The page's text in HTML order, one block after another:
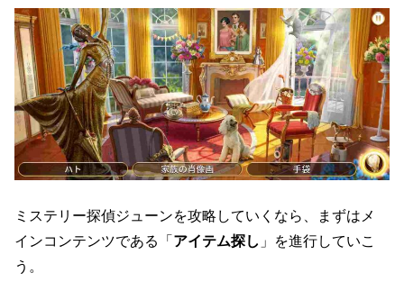
ミステリー探偵ジューンを攻略していくなら、まずはメ
インコンテンツである「アイテム探し 」を進行していこ
う。